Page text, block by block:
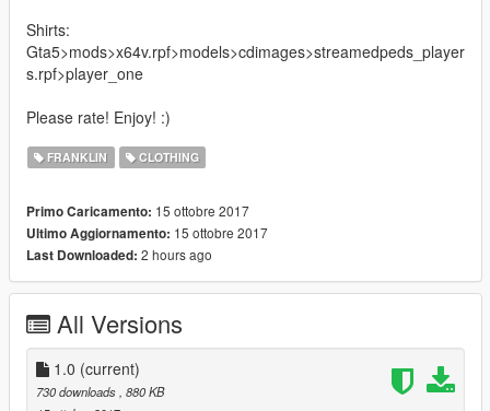
Shirts:
Gta5>mods>x64v.rpf>models>cdimages>streamedpeds_player
s.rpf>player_one
Please rate! Enjoy! :)
FRANKLIN CLOTHING
Primo Caricamento: 15 ottobre 2017
Ultimo Aggiornamento: 15 ottobre 2017
Last Downloaded: 2 hours ago
All Versions
1.0 (current)
730 downloads, 880 KB